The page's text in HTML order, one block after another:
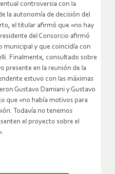
controversia con la
la autonomía de decisión del
el titular afirmó que «no hay
del Consorcio afirmó
municipal y que coincidía con
Finalmente, consultado sobre
presente en la reunión de la
estuvo con las máximas
Gustavo Damiani y Gustavo
que «no había motivos para
Todavía no tenemos
el proyecto sobre el